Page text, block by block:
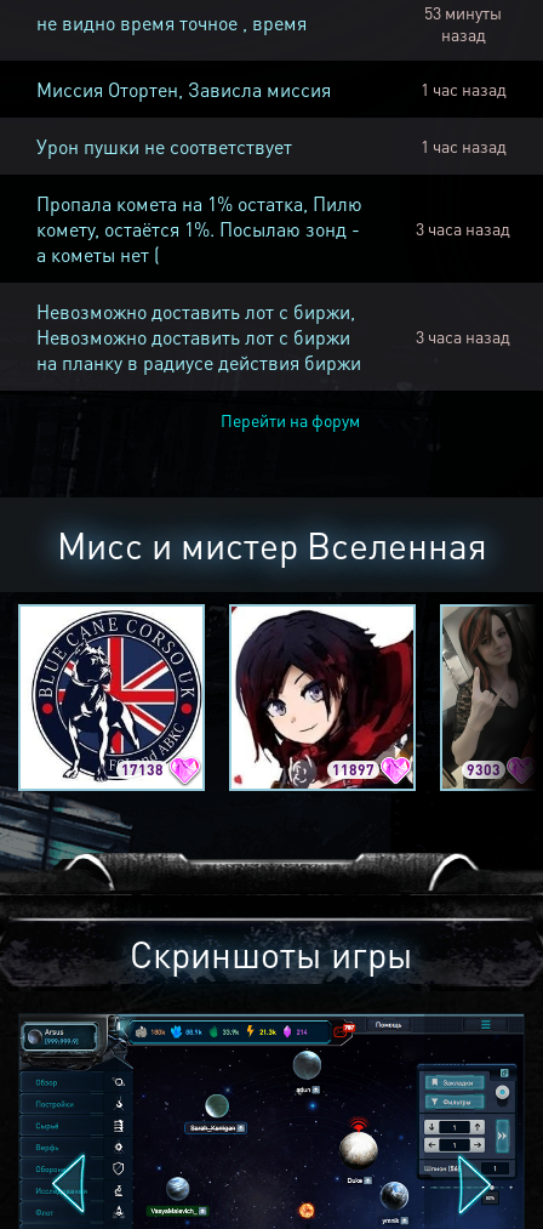
не видно время точное , время
53 минуты
назад
Миссия Отортен, Зависла миссия 1 час назад
Урон пушки не соответствует 1 час назад
Пропала комета на 1% остатка, Пилю
комету, остаётся 1%. Посылаю зонд -
а кометы нет (
3 часа назад
Невозможно доставить лот с биржи,
Невозможно доставить лот с биржи
на планку в радиусе действия биржи
3 часа назад
Перейти на форум
Мисс и мистер Вселенная
17138 11897 9303
Скриншоты игры